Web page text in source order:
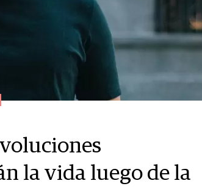
la vida luego de la